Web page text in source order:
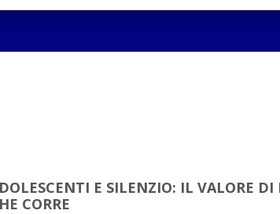
E SILENZIO: IL VALORE
CORRE